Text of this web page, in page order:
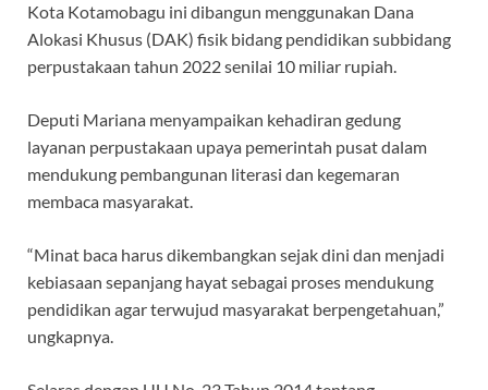
Kota Kotamobagu ini dibangun menggunakan Dana
Alokasi Khusus (DAK) fisik bidang pendidikan subbidang
perpustakaan tahun 2022 senilai 10 miliar rupiah.
Deputi Mariana menyampaikan kehadiran gedung
layanan perpustakaan upaya pemerintah pusat dalam
mendukung pembangunan literasi dan kegemaran
membaca masyarakat.
“Minat baca harus dikembangkan sejak dini dan menjadi
kebiasaan sepanjang hayat sebagai proses mendukung
pendidikan agar terwujud masyarakat berpengetahuan,”
ungkapnya.